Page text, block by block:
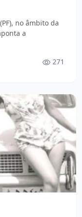
no âmbito da
a
271